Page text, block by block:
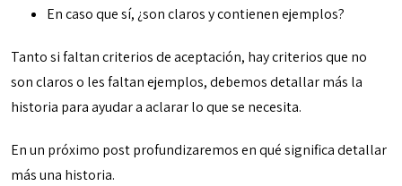
En caso que sí, ¿son claros y contienen ejemplos?
Tanto si faltan criterios de aceptación, hay criterios que no
son claros o les faltan ejemplos, debemos detallar más la
historia para ayudar a aclarar lo que se necesita.
En un próximo post profundizaremos en qué significa detallar
más una historia.